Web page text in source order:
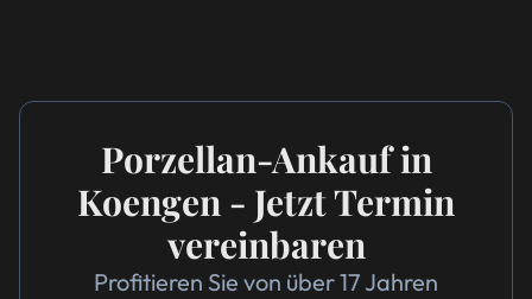
Porzellan-Ankauf in
Koengen - Jetzt Termin
vereinbaren
Profitieren Sie von über 17 Jahren